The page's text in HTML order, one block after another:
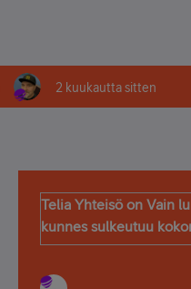
2 kuukautta sitten
Telia Yhteisö on Vain
kunnes sulkeutuu